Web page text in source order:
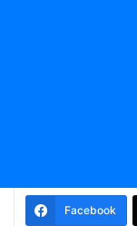
Facebook